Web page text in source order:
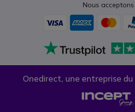
Nous acceptons
Onedirect, une entreprise du